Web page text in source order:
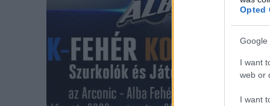
Opted
Google
I want
web or
I want